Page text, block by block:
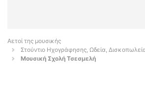
Αετοί της μουσικής
Στούντιο Ηχογράφησης, Ωδεία,
Μουσική Σχολή Τσεσμελή